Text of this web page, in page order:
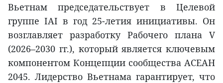
Вьетнам председательствует в Целевой
группе IAI в год 25-летия инициативы. Он
возглавляет разработку Рабочего плана V
(2026–2030 гг.), который является ключевым
компонентом Концепции сообщества АСЕАН
2045. Лидерство Вьетнама гарантирует, что